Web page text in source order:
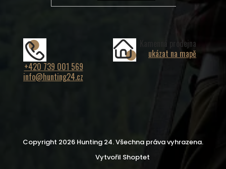
+420 739 001 569
info@hunting24.cz
Kamenná prodejna
ukázat na mapě
Vytvořil Shoptet
Copyright 2026 Hunting 24. Všechna práva vyhrazena.